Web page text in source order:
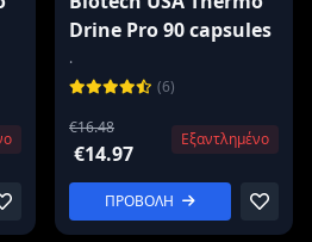
Drine Pro 90 capsules
.
(6)
€16.48
€14.97
Εξαντλημένο
ΠΡΟΒΟΛΗ